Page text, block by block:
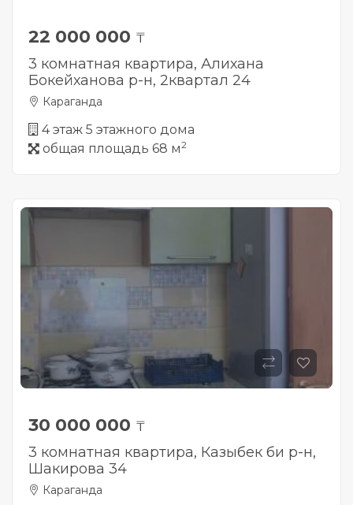
22 000 000 ₸
3 комнатная квартира, Алихана
Бокейханова р-н, 2квартал 24
Караганда
4 этаж 5 этажного дома
общая площадь 68 м2
30 000 000 ₸
3 комнатная квартира, Казыбек би р-н,
Шакирова 34
Караганда